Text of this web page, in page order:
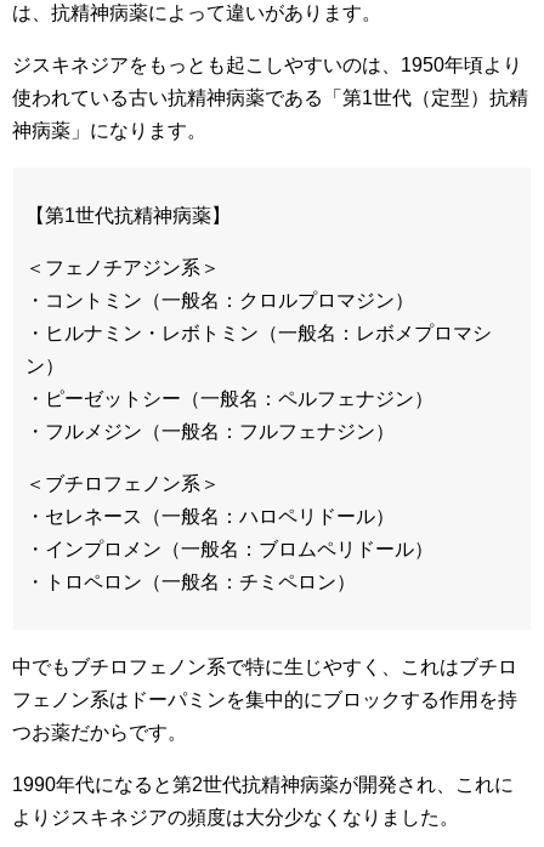
は、抗精神病薬によって違いがあります。
ジスキネジアをもっとも起こしやすいのは、1950年頃より
使われている古い抗精神病薬である「第1世代（定型）抗精
神病薬」になります。
【第1世代抗精神病薬】
＜フェノチアジン系＞
・コントミン（一般名：クロルプロマジン）
・ヒルナミン・レボトミン（一般名：レボメプロマシ
ン）
・ピーゼットシー（一般名：ペルフェナジン）
・フルメジン（一般名：フルフェナジン）
＜ブチロフェノン系＞
・セレネース（一般名：ハロペリドール）
・インプロメン（一般名：ブロムペリドール）
・トロペロン（一般名：チミペロン）
中でもブチロフェノン系で特に生じやすく、これはブチロ
フェノン系はドーパミンを集中的にブロックする作用を持
つお薬だからです。
1990年代になると第2世代抗精神病薬が開発され、これに
よりジスキネジアの頻度は大分少なくなりました。